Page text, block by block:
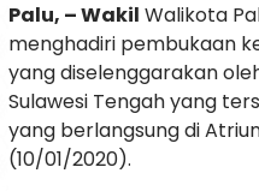
Palu, – Wakil Walikota
menghadiri pembukaan
yang diselenggarakan
Sulawesi Tengah yang
yang berlangsung di
(10/01/2020).